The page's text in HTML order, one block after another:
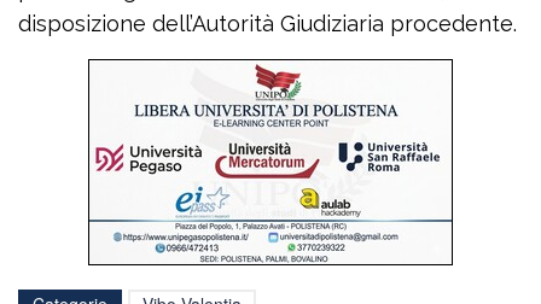
disposizione dell’Autorità Giudiziaria procedente.